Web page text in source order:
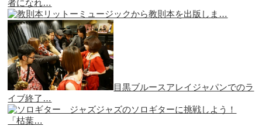
者になれ…
リットーミュージックから教則本を出版しま…
目黒ブルースアレイジャパンでのラ
イブ終了…
ジャズのソロギターに挑戦しよう！
「枯葉…